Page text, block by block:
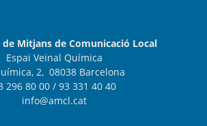
de Mitjans de Comunicació Local
Espai Veïnal Química
2, 08038 Barcelona
296 80 00 / 93 331 40 40
info@amcl.cat